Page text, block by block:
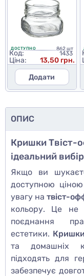
ДОСТУПНО 862 шт
Код: 1433
Ціна:
13,50 грн.
Додати
ОПИС
Кришки Твіст-
ідеальний
Якщо ви
доступною ціною
увагу на твіст-
кольору. Це не
поєднання
естетики.
та домашніх
підходять для
забезпечує